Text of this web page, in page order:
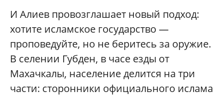
И Алиев провозглашает новый подход:
хотите исламское государство —
проповедуйте, но не беритесь за оружие.
В селении Губден, в часе езды от
Махачкалы, население делится на три
части: сторонники официального ислама